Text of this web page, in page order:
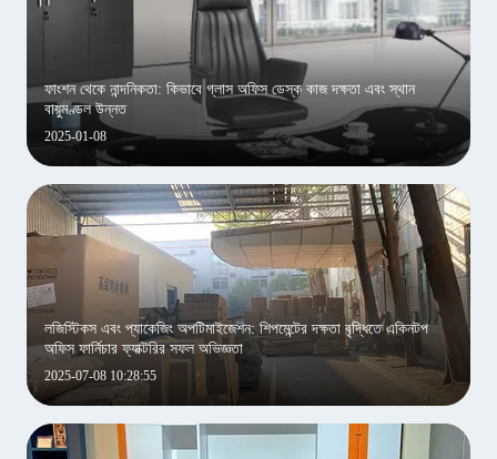
2025-01-08
ফাংশন থেকে নান্দনিকতা: কিভাবে গ্লাস অফিস ডেস্ক কাজ দক্ষতা এবং স্থান
বায়ুমণ্ডল উন্নত
2025-07-08 10:28:55
লজিস্টিকস এবং প্যাকেজিং অপটিমাইজেশন: শিপমেন্টের দক্ষতা বৃদ্ধিতে একিনটপ
অফিস ফার্নিচার ফ্যাক্টরির সফল অভিজ্ঞতা